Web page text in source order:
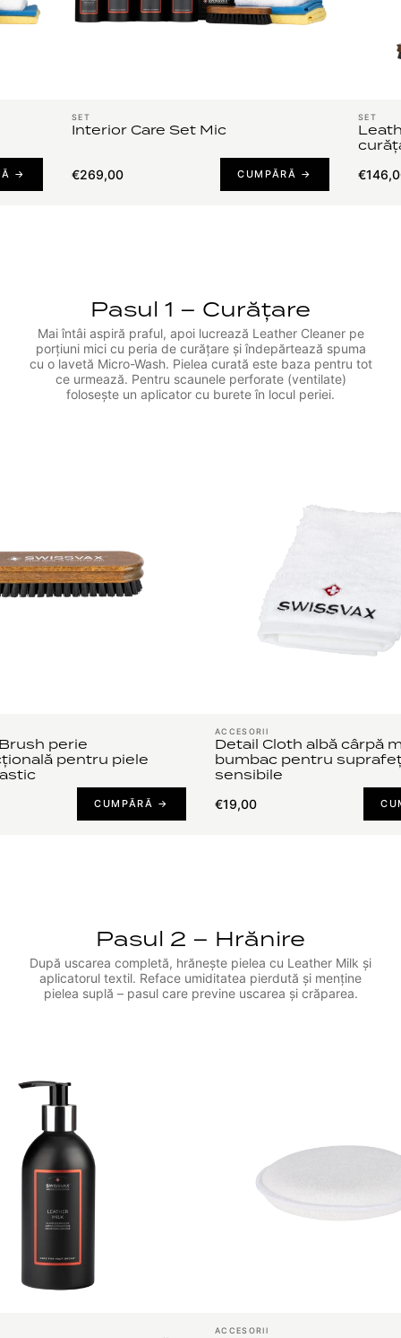
→
SET
Interior Care Set Mic
€269,00 CUMPĂRĂ →
SET
Pasul 1 – Curățare
Mai întâi aspiră praful, apoi lucrează Leather Cleaner pe
porțiuni mici cu peria de curățare și îndepărtează spuma
cu o lavetă Micro-Wash. Pielea curată este baza pentru tot
ce urmează. Pentru scaunele perforate (ventilate)
folosește un aplicator cu burete în locul periei.
perie
pentru piele
CUMPĂRĂ →
ACCESORII
Detail Cloth albă cârpă
bumbac pentru
sensibile
€19,00
Pasul 2 – Hrănire
După uscarea completă, hrănește pielea cu Leather Milk și
aplicatorul textil. Reface umiditatea pierdută și menține
pielea suplă – pasul care previne uscarea și crăparea.
ACCESORII